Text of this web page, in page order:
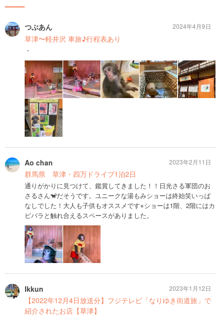
つぶあん
草津〜軽井沢 車旅♪行程表あり
・
2024年4月9日
Ao chan
群馬県 草津・四万ドライブ1泊2日
通りがかりに見つけて、鑑賞してきました！！日光さる軍団のお
さるさん🐒だそうです。ユニークな湯もみショーは終始笑いっぱ
なしでした！大人も子供もオススメです⭐︎ショーは1階、2階にはカ
ピバラと触れ合えるスペースがありました。
2023年2月11日
Ikkun
【2022年12月4日放送分】フジテレビ「なりゆき街道旅」で
紹介されたお店【草津】
2023年1月12日